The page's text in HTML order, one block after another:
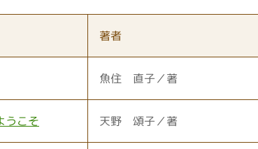
著者
魚住 直子／著
うこそ 天野 頌子／著